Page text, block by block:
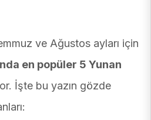
ve Ağustos ayları için
en popüler 5 Yunan
İşte bu yazın gözde